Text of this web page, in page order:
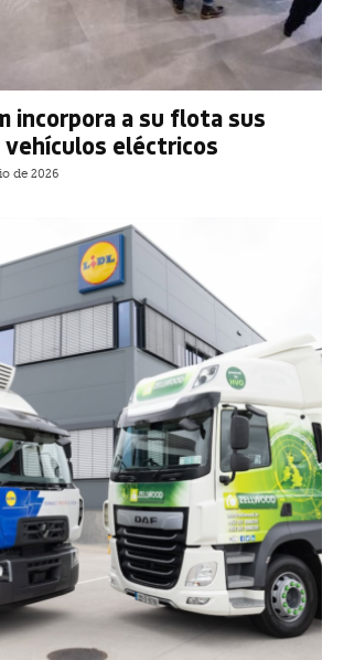
incorpora a su flota sus
eléctricos
de 2026